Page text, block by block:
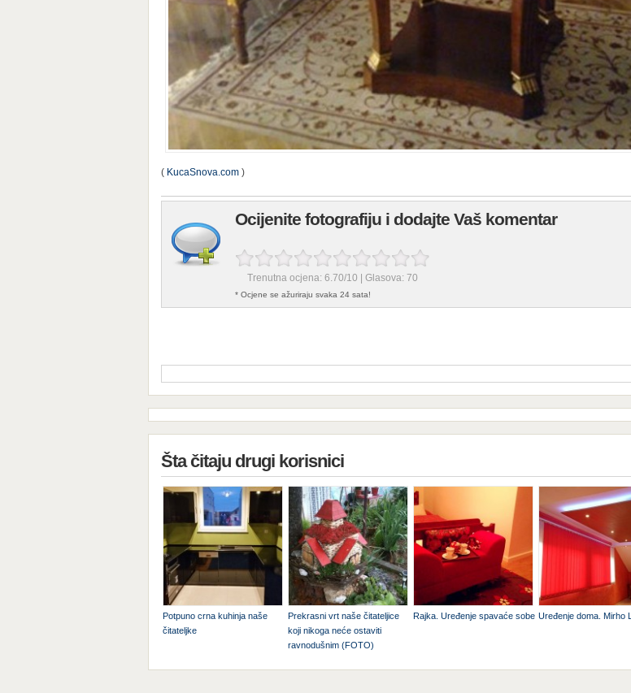
( KucaSnova.com )
Ocijenite fotografiju i dodajte Vaš komentar
Trenutna ocjena: 6.70/10 | Glasova: 70
* Ocjene se ažuriraju svaka 24 sata!
Šta čitaju drugi korisnici
Potpuno crna kuhinja naše
čitateljke
Prekrasni vrt naše čitateljice
koji nikoga neće ostaviti
ravnodušnim (FOTO)
Rajka. Uređenje spavaće sobe Uređenje doma. Mirho L.